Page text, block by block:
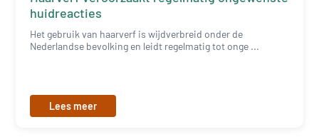
huidreacties
Het gebruik van haarverf is wijdverbreid onder de
Nederlandse bevolking en leidt regelmatig tot onge ...
Lees meer